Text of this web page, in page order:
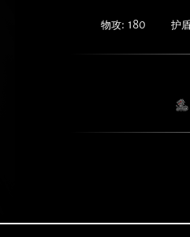
物攻: 180 护